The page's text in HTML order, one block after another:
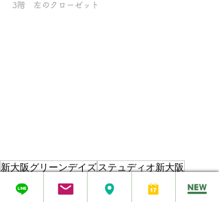
3階　左のクローゼット
新大阪グリーンデイズステュディオ新大阪
新大阪レンタルサロン
敷きタオル
ご案内記事